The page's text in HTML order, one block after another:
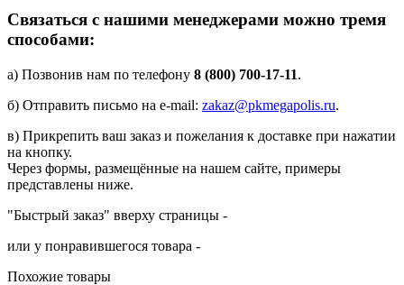
Связаться с нашими менеджерами можно тремя
способами:
а) Позвонив нам по телефону 8 (800) 700-17-11.
б) Отправить письмо на e-mail: zakaz@pkmegapolis.ru.
в) Прикрепить ваш заказ и пожелания к доставке при нажатии
на кнопку.
Через формы, размещённые на нашем сайте, примеры
представлены ниже.
"Быстрый заказ" вверху страницы -
или у понравившегося товара -
Похожие товары